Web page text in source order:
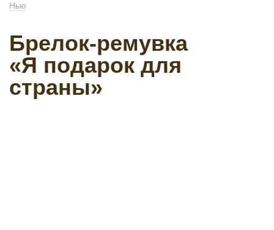
Нью
Брелок-ремувка
«Я подарок для
страны»